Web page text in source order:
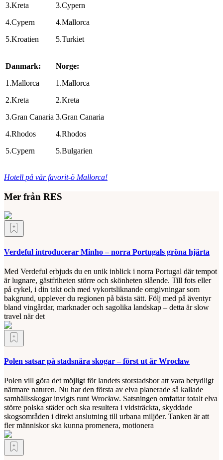
3.Kreta
4.Cypern
5.Kroatien
3.Cypern
4.Mallorca
5.Turkiet
Danmark:
1.Mallorca
2.Kreta
3.Gran Canaria
4.Rhodos
5.Cypern
Norge:
1.Mallorca
2.Kreta
3.Gran Canaria
4.Rhodos
5.Bulgarien
Hotell på vår favorit-ö Mallorca!
Mer från RES
Verdeful introducerar Minho – norra Portugals gröna hjärta
Med Verdeful erbjuds du en unik inblick i norra Portugal där tempot
är lugnare, gästfriheten större och skönheten slående. Till fots eller
på cykel, i din takt och med vykortsliknande omgivningar som
bakgrund, upplever du regionen på bästa sätt. Följ med på äventyr
bland vingårdar, marknader och sagolika landskap – detta är slow
travel när det
Polen satsar på stadsnära skogar – först ut är Wrocław
Polen vill göra det möjligt för landets storstadsbor att vara betydligt
närmare naturen. Nu har den första av elva planerade så kallade
samhällsskogar invigts runt Wrocław. Satsningen omfattar totalt elva
större polska städer och ska resultera i vidsträckta, skyddade
skogsområden i direkt anslutning till urbana miljöer. Tanken är att
fler människor ska kunna promenera, motionera